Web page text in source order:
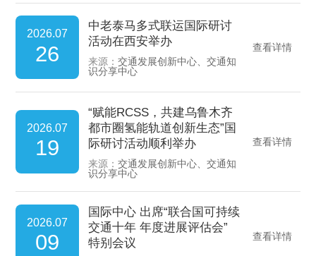
2026.07
26
中老泰马多式联运国际研讨
活动在西安举办
来源：交通发展创新中心、交通知
识分享中心
查看详情
2026.07
19
“赋能RCSS，共建乌鲁木齐
都市圈氢能轨道创新生态”国
际研讨活动顺利举办
来源：交通发展创新中心、交通知
识分享中心
查看详情
2026.07
09
国际中心 出席“联合国可持续
交通十年 年度进展评估会”
特别会议
查看详情